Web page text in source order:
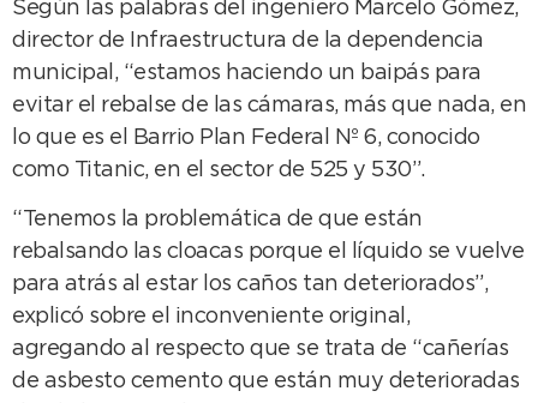
Según las palabras del ingeniero Marcelo Gómez,
director de Infraestructura de la dependencia
municipal, “estamos haciendo un baipás para
evitar el rebalse de las cámaras, más que nada, en
lo que es el Barrio Plan Federal Nº 6, conocido
como Titanic, en el sector de 525 y 530”.
“Tenemos la problemática de que están
rebalsando las cloacas porque el líquido se vuelve
para atrás al estar los caños tan deteriorados”,
explicó sobre el inconveniente original,
agregando al respecto que se trata de “cañerías
de asbesto cemento que están muy deterioradas